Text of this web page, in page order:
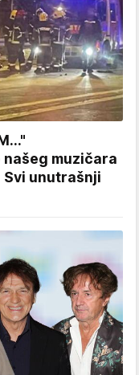
muzičara
unutrašnji